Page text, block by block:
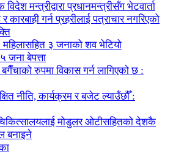
मन्त्रीद्वारा प्रधानमन्त्रीसँग भेटवार्ता
कारबाही गर्न प्रहरीलाई पत्राचार नगरिएको
महिलासहित ३ जनाको शव भेटियो
५ जना बेपत्ता
बगैँचाको रुपमा विकास गर्न लागिएको छ :
नीति, कार्यक्रम र बजेट ल्याउँछौँ :
मोडुलर ओटीसहितको देशकै
बनाइने